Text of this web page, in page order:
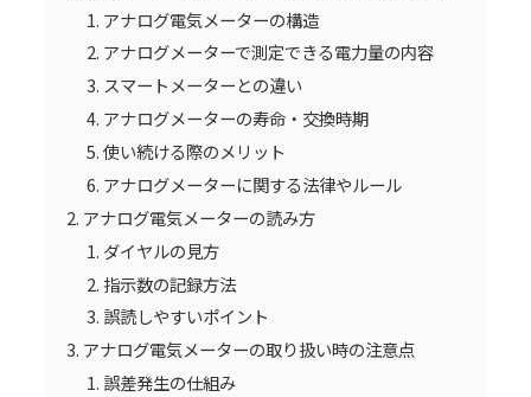
アナログ電気メーターの構造
アナログメーターで測定できる電力量の内容
スマートメーターとの違い
アナログメーターの寿命・交換時期
使い続ける際のメリット
アナログメーターに関する法律やルール
アナログ電気メーターの読み方
ダイヤルの見方
指示数の記録方法
誤読しやすいポイント
アナログ電気メーターの取り扱い時の注意点
誤差発生の仕組み